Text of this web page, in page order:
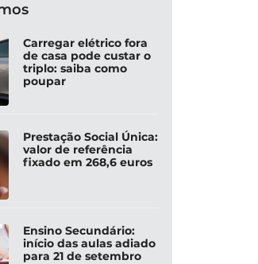
Carregar elétrico fora
de casa pode custar o
triplo: saiba como
poupar
Prestação Social Única:
valor de referência
fixado em 268,6 euros
Ensino Secundário:
início das aulas adiado
para 21 de setembro